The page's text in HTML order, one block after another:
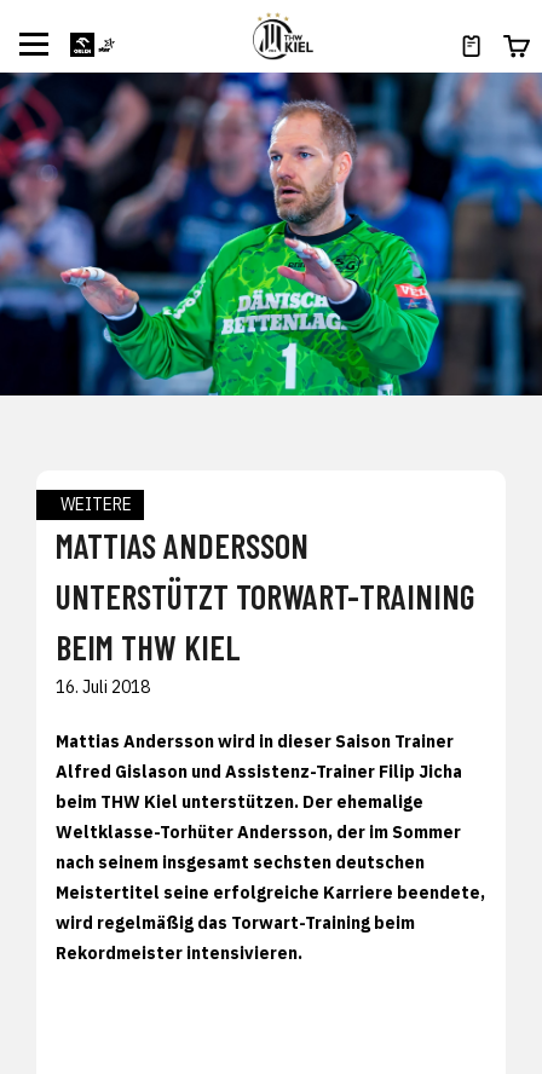
WEITERE
MATTIAS ANDERSSON
UNTERSTÜTZT TORWART-TRAINING
BEIM THW KIEL
16. Juli 2018
Mattias Andersson wird in dieser Saison Trainer
Alfred Gislason und Assistenz-Trainer Filip Jicha
beim THW Kiel unterstützen. Der ehemalige
Weltklasse-Torhüter Andersson, der im Sommer
nach seinem insgesamt sechsten deutschen
Meistertitel seine erfolgreiche Karriere beendete,
wird regelmäßig das Torwart-Training beim
Rekordmeister intensivieren.